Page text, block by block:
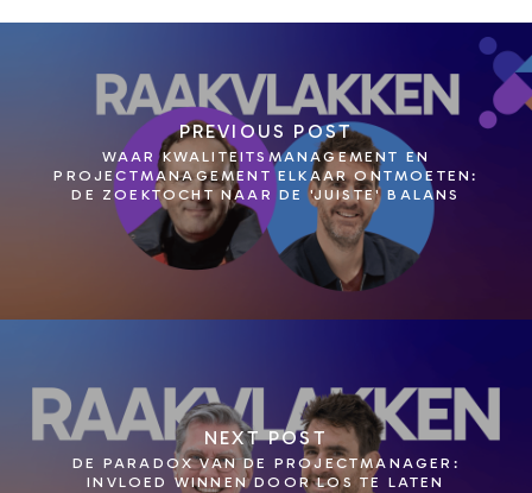
PREVIOUS POST
WAAR KWALITEITSMANAGEMENT EN
PROJECTMANAGEMENT ELKAAR ONTMOETEN:
DE ZOEKTOCHT NAAR DE 'JUISTE' BALANS
NEXT POST
DE PARADOX VAN DE PROJECTMANAGER:
INVLOED WINNEN DOOR LOS TE LATEN